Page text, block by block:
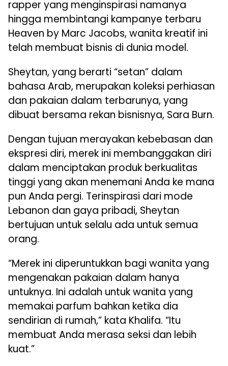
rapper yang menginspirasi namanya
hingga membintangi kampanye terbaru
Heaven by Marc Jacobs, wanita kreatif ini
telah membuat bisnis di dunia model.
Sheytan, yang berarti “setan” dalam
bahasa Arab, merupakan koleksi perhiasan
dan pakaian dalam terbarunya, yang
dibuat bersama rekan bisnisnya, Sara Burn.
Dengan tujuan merayakan kebebasan dan
ekspresi diri, merek ini membanggakan diri
dalam menciptakan produk berkualitas
tinggi yang akan menemani Anda ke mana
pun Anda pergi. Terinspirasi dari mode
Lebanon dan gaya pribadi, Sheytan
bertujuan untuk selalu ada untuk semua
orang.
“Merek ini diperuntukkan bagi wanita yang
mengenakan pakaian dalam hanya
untuknya. Ini adalah untuk wanita yang
memakai parfum bahkan ketika dia
sendirian di rumah,” kata Khalifa. “Itu
membuat Anda merasa seksi dan lebih
kuat.”